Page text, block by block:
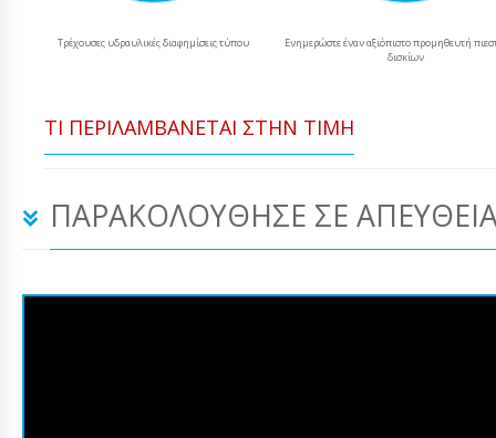
Τρέχουσες υδραυλικές διαφημίσεις τύπου
Ενημερώστε έναν αξιόπιστο προμηθευτή
δισκίων
ΤΙ ΠΕΡΙΛΑΜΒΆΝΕΤΑΙ ΣΤΗΝ ΤΙΜΉ
ΠΑΡΑΚΟΛΟΎΘΗΣΕ ΣΕ